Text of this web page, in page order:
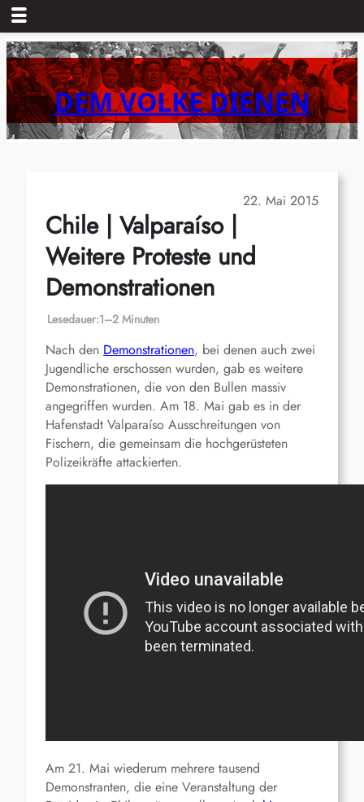
Zum
Inhalt
springenDEM VOLKE DIENEN
22. Mai 2015
Chile | Valparaíso |
Weitere Proteste und
Demonstrationen
Lesedauer:1–2 Minuten
Nach den Demonstrationen, bei denen auch zwei
Jugendliche erschossen wurden, gab es weitere
Demonstrationen, die von den Bullen massiv
angegriffen wurden. Am 18. Mai gab es in der
Hafenstadt Valparaíso Ausschreitungen von
Fischern, die gemeinsam die hochgerüsteten
Polizeikräfte attackierten.
Am 21. Mai wiederum mehrere tausend
Demonstranten, die eine Veranstaltung der